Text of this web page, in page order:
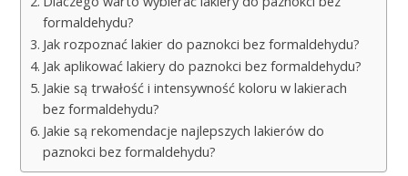
formaldehydu?
Jak rozpoznać lakier do paznokci bez formaldehydu?
Jak aplikować lakiery do paznokci bez formaldehydu?
Jakie są trwałość i intensywność koloru w lakierach
bez formaldehydu?
Jakie są rekomendacje najlepszych lakierów do
paznokci bez formaldehydu?